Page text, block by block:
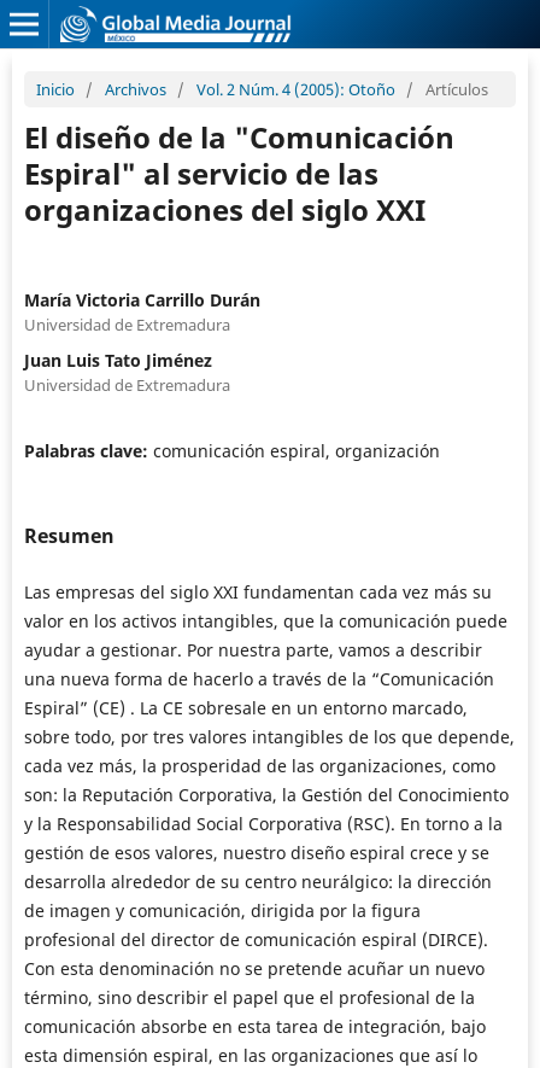
Inicio / Archivos / Vol. 2 Núm. 4 (2005): Otoño / Artículos
El diseño de la "Comunicación
Espiral" al servicio de las
organizaciones del siglo XXI
María Victoria Carrillo Durán
Universidad de Extremadura
Juan Luis Tato Jiménez
Universidad de Extremadura
Palabras clave: comunicación espiral, organización
Resumen
Las empresas del siglo XXI fundamentan cada vez más su
valor en los activos intangibles, que la comunicación puede
ayudar a gestionar. Por nuestra parte, vamos a describir
una nueva forma de hacerlo a través de la “Comunicación
Espiral” (CE) . La CE sobresale en un entorno marcado,
sobre todo, por tres valores intangibles de los que depende,
cada vez más, la prosperidad de las organizaciones, como
son: la Reputación Corporativa, la Gestión del Conocimiento
y la Responsabilidad Social Corporativa (RSC). En torno a la
gestión de esos valores, nuestro diseño espiral crece y se
desarrolla alrededor de su centro neurálgico: la dirección
de imagen y comunicación, dirigida por la figura
profesional del director de comunicación espiral (DIRCE).
Con esta denominación no se pretende acuñar un nuevo
término, sino describir el papel que el profesional de la
comunicación absorbe en esta tarea de integración, bajo
esta dimensión espiral, en las organizaciones que así lo